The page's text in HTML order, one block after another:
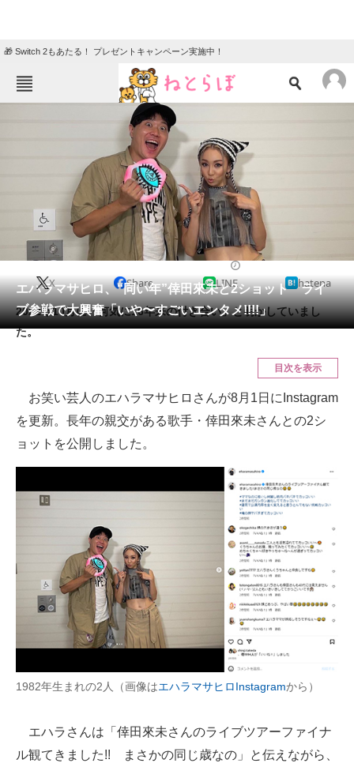
🎁 Switch 2もあたる！ プレゼントキャンペーン実施中！
ニュース
クイズ
地域
教育・育児
リサーチ
会員記事
メディア
スマホと通信の最新トレンド
好きが集まる 比べて選べる
ビジネスと働き方のヒント
AI活用のいまが分かる
企業ITのトレンドを詳説
経営リーダーのコミュニティ
ITエンジニア向け専門サイト
企業向けIT製品の総合サイト
IT製品の技術・比較・事例
エハラマサヒロ、“同い年”倖田來未と2ショット ライ
ブ参戦で大興奮「いや〜すごいエンタメ!!!!」
X Share LINE hatena
2022年10月に「何気に16年来の付き合い」と明かしていまし
た。
目次を表示
お笑い芸人のエハラマサヒロさんが8月1日にInstagram
を更新。長年の親交がある歌手・倖田來未さんとの2シ
ョットを公開しました。
1982年生まれの2人（画像はエハラマサヒロInstagramから）
エハラさんは「倖田來未さんのライブツアーファイナ
ル観てきました!! まさかの同じ歳なの」と伝えながら、